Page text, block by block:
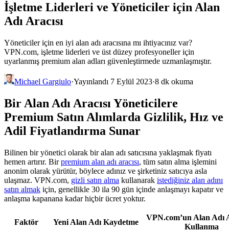
İşletme Liderleri ve Yöneticiler için Alan
Adı Aracısı
Yöneticiler için en iyi alan adı aracısına mı ihtiyacınız var?
VPN.com, işletme liderleri ve üst düzey profesyoneller için
uyarlanmış premium alan adları güvenleştirmede uzmanlaşmıştır.
Michael Gargiulo·Yayınlandı 7 Eylül 2023·8 dk okuma
Bir Alan Adı Aracısı Yöneticilere
Premium Satın Alımlarda Gizlilik, Hız ve
Adil Fiyatlandırma Sunar
Bilinen bir yönetici olarak bir alan adı satıcısına yaklaşmak fiyatı
hemen artırır. Birpremium alan adı aracısı, tüm satın alma işlemini
anonim olarak yürütür, böylece adınız ve şirketiniz satıcıya asla
ulaşmaz. VPN.com, gizli satın alma kullanarak istediğiniz alan adını
satın almak için, genellikle 30 ila 90 gün içinde anlaşmayı kapatır ve
anlaşma kapanana kadar hiçbir ücret yoktur.
Faktör Yeni Alan Adı Kaydetme
VPN.com’un Alan Adı
Kullanma